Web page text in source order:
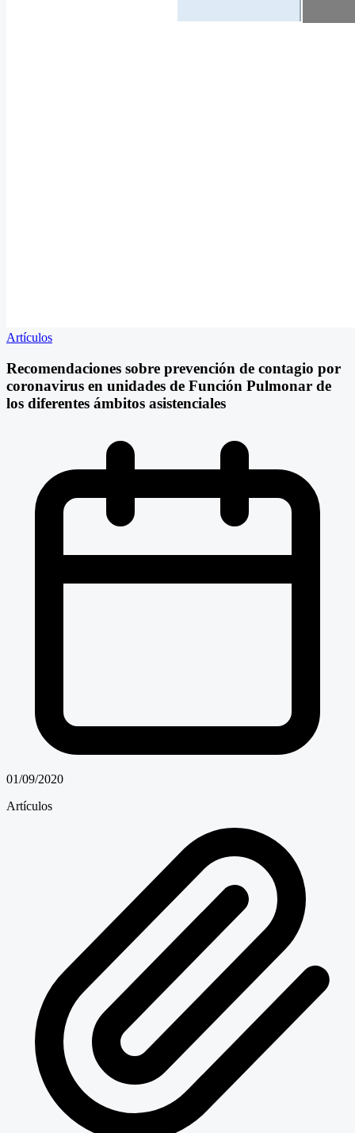
Artículos
Recomendaciones sobre prevención de contagio por
coronavirus en unidades de Función Pulmonar de
los diferentes ámbitos asistenciales
01/09/2020
Artículos